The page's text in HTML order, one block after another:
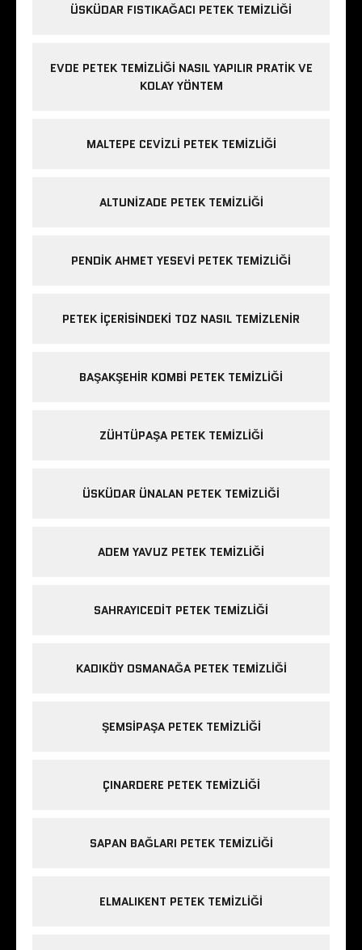
ÜSKÜDAR FISTIKAĞACI PETEK TEMIZLIĞI
EVDE PETEK TEMIZLIĞI NASIL YAPILIR PRATIK VE
KOLAY YÖNTEM
MALTEPE CEVIZLI PETEK TEMIZLIĞI
ALTUNIZADE PETEK TEMIZLIĞI
PENDIK AHMET YESEVI PETEK TEMIZLIĞI
PETEK IÇERISINDEKI TOZ NASIL TEMIZLENIR
BAŞAKŞEHIR KOMBI PETEK TEMIZLIĞI
ZÜHTÜPAŞA PETEK TEMIZLIĞI
ÜSKÜDAR ÜNALAN PETEK TEMIZLIĞI
ADEM YAVUZ PETEK TEMIZLIĞI
SAHRAYICEDIT PETEK TEMIZLIĞI
KADIKÖY OSMANAĞA PETEK TEMIZLIĞI
ŞEMSIPAŞA PETEK TEMIZLIĞI
ÇINARDERE PETEK TEMIZLIĞI
SAPAN BAĞLARI PETEK TEMIZLIĞI
ELMALIKENT PETEK TEMIZLIĞI